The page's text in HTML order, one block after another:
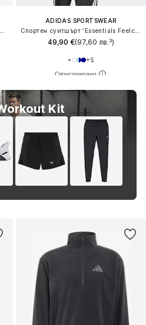
Kit
ADIDAS SPORTSWEAR
49,90 €(97,60 лв.³)
+5